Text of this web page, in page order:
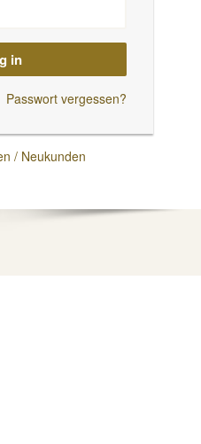
in
Passwort vergessen?
/ Neukunden